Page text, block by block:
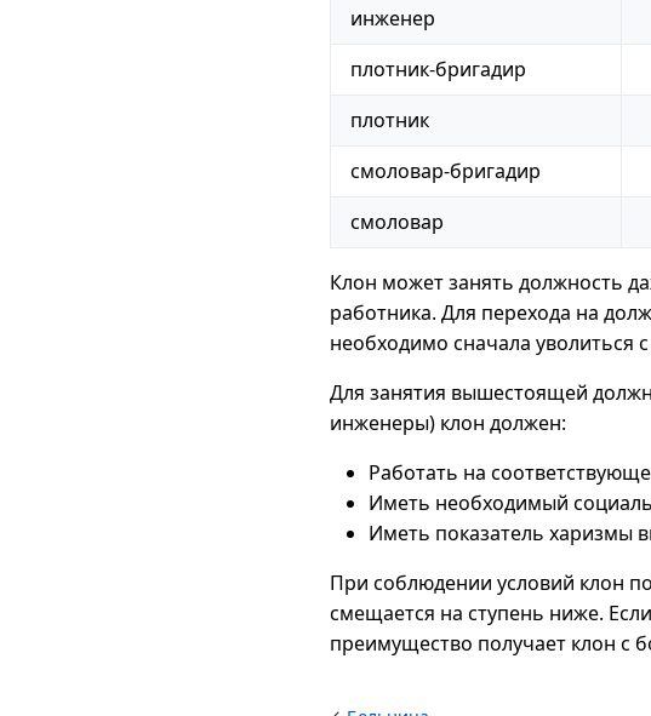
инженер
плотник-бригадир
плотник
смоловар-бригадир
смоловар
Клон может занять должность
работника. Для перехода на
необходимо сначала уволиться
Для занятия вышестоящей
инженеры) клон должен:
Работать на
Иметь необходимый
Иметь показатель харизмы
При соблюдении условий клон
смещается на ступень ниже.
преимущество получает клон с